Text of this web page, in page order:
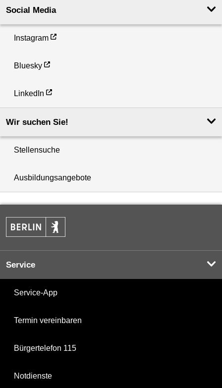
Social Media
Instagram
Bluesky
LinkedIn
Wir suchen Sie!
Stellensuche
Ausbildungsangebote
Service
Service-App
Termin vereinbaren
Bürgertelefon 115
Notdienste